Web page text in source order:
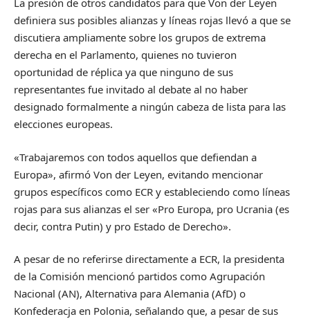
La presión de otros candidatos para que Von der Leyen
definiera sus posibles alianzas y líneas rojas llevó a que se
discutiera ampliamente sobre los grupos de extrema
derecha en el Parlamento, quienes no tuvieron
oportunidad de réplica ya que ninguno de sus
representantes fue invitado al debate al no haber
designado formalmente a ningún cabeza de lista para las
elecciones europeas.
«Trabajaremos con todos aquellos que defiendan a
Europa», afirmó Von der Leyen, evitando mencionar
grupos específicos como ECR y estableciendo como líneas
rojas para sus alianzas el ser «Pro Europa, pro Ucrania (es
decir, contra Putin) y pro Estado de Derecho».
A pesar de no referirse directamente a ECR, la presidenta
de la Comisión mencionó partidos como Agrupación
Nacional (AN), Alternativa para Alemania (AfD) o
Konfederacja en Polonia, señalando que, a pesar de sus